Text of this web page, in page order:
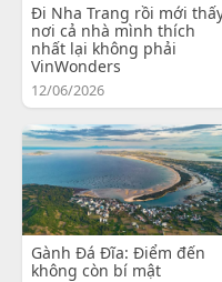
Đi Nha Trang rồi mới
nơi cả nhà mình thích
nhất lại không phải
VinWonders
12/06/2026
Gành Đá Đĩa: Điểm đến
không còn bí mật